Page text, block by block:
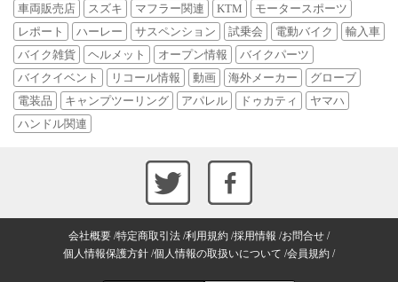
車両販売店
スズキ マフラー関連 KTM
モータースポーツ
レポート
ハーレー サスペンション 試乗会 電動バイク
輸入車
バイク雑貨
ヘルメット オープン情報
バイクパーツ
バイクイベント
リコール情報 動画 海外メーカー
グローブ
電装品
キャンプツーリング アパレル ドゥカティ
ヤマハ
ハンドル関連
会社概要 特定商取引法 利用規約 採用情報 お問合せ
個人情報保護方針 個人情報の取扱いについて 会員規約